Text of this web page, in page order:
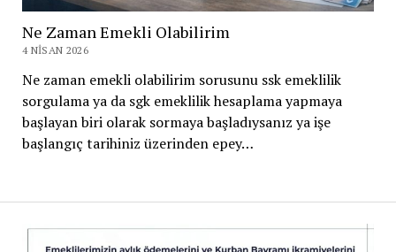
Ne Zaman Emekli Olabilirim
4 NISAN 2026
Ne zaman emekli olabilirim sorusunu ssk emeklilik
sorgulama ya da sgk emeklilik hesaplama yapmaya
başlayan biri olarak sormaya başladıysanız ya işe
başlangıç tarihiniz üzerinden epey…